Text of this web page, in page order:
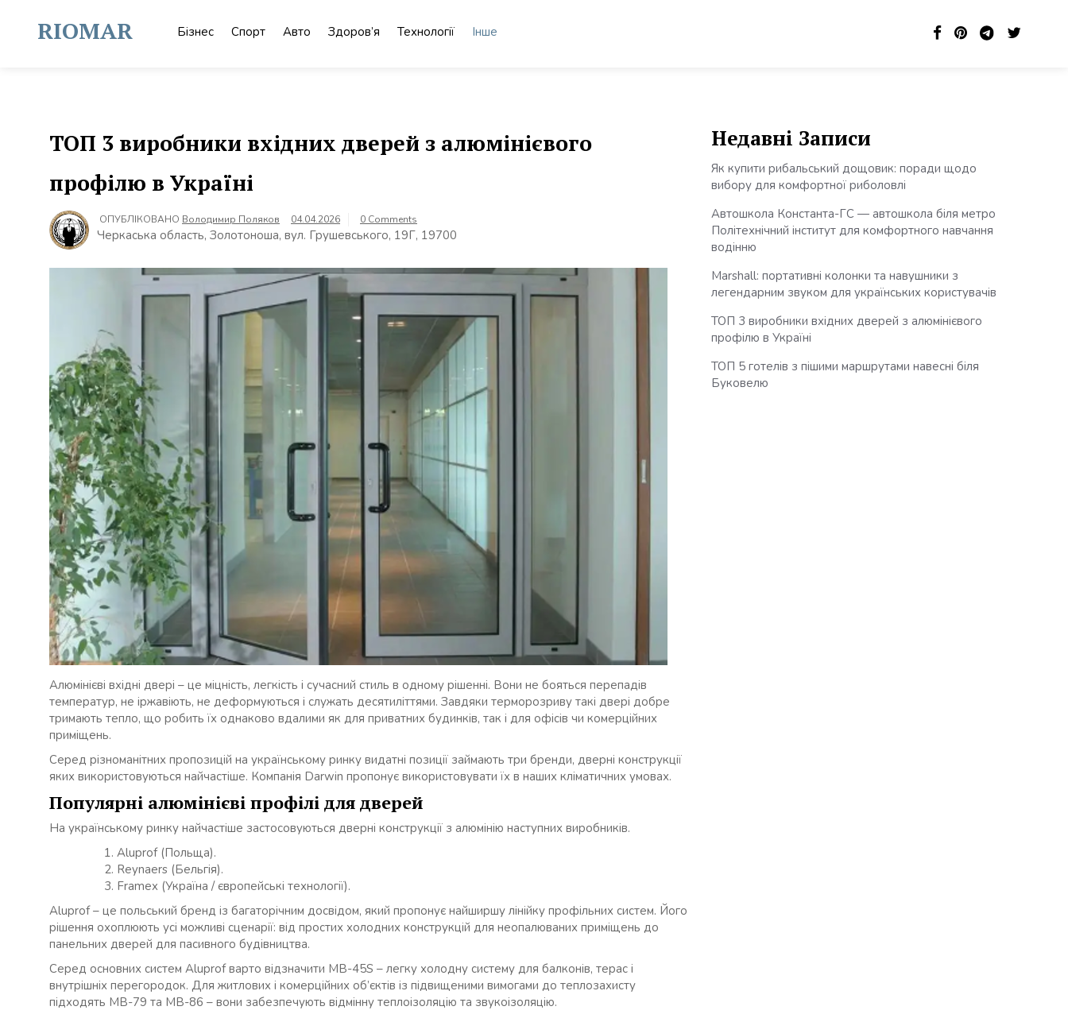
contentRIOMAR Бізнес Спорт Авто Здоров’я Технології Інше
ТОП 3 виробники вхідних дверей з алюмінієвого
профілю в Україні
ОПУБЛІКОВАНО Володимир Поляков 04.04.2026 0 Comments
Черкаська область, Золотоноша, вул. Грушевського, 19Г, 19700
Алюмінієві вхідні двері – це міцність, легкість і сучасний стиль в одному рішенні. Вони не бояться перепадів
температур, не іржавіють, не деформуються і служать десятиліттями. Завдяки терморозриву такі двері добре
тримають тепло, що робить їх однаково вдалими як для приватних будинків, так і для офісів чи комерційних
приміщень.
Серед різноманітних пропозицій на українському ринку видатні позиції займають три бренди, дверні конструкції
яких використовуються найчастіше. Компанія Darwin пропонує використовувати їх в наших кліматичних умовах.
Популярні алюмінієві профілі для дверей
На українському ринку найчастіше застосовуються дверні конструкції з алюмінію наступних виробників.
Aluprof (Польща).
Reynaers (Бельгія).
Framex (Україна / європейські технології).
Aluprof – це польський бренд із багаторічним досвідом, який пропонує найширшу лінійку профільних систем. Його
рішення охоплюють усі можливі сценарії: від простих холодних конструкцій для неопалюваних приміщень до
панельних дверей для пасивного будівництва.
Серед основних систем Aluprof варто відзначити MB-45S – легку холодну систему для балконів, терас і
внутрішніх перегородок. Для житлових і комерційних об’єктів із підвищеними вимогами до теплозахисту
підходять MB-79 та MB-86 – вони забезпечують відмінну теплоізоляцію та звукоізоляцію.
Недавні Записи
Як купити рибальський дощовик: поради щодо
вибору для комфортної риболовлі
Автошкола Константа-ГС — автошкола біля метро
Політехнічний інститут для комфортного навчання
водінню
Marshall: портативні колонки та навушники з
легендарним звуком для українських користувачів
ТОП 3 виробники вхідних дверей з алюмінієвого
профілю в Україні
ТОП 5 готелів з пішими маршрутами навесні біля
Буковелю